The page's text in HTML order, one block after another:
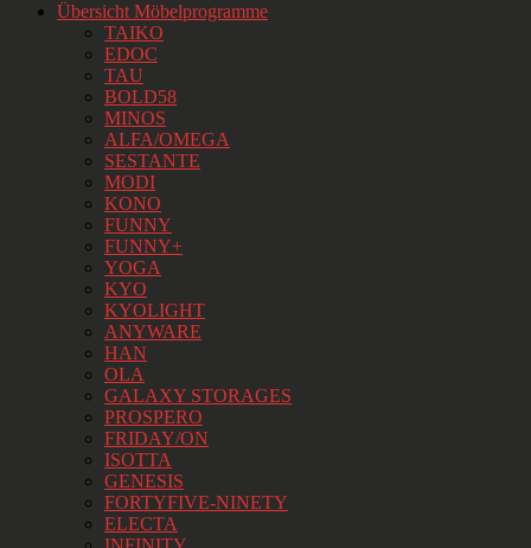
Übersicht Möbelprogramme
TAIKO
EDOC
TAU
BOLD58
MINOS
ALFA/OMEGA
SESTANTE
MODI
KONO
FUNNY
FUNNY+
YOGA
KYO
KYOLIGHT
ANYWARE
HAN
OLA
GALAXY STORAGES
PROSPERO
FRIDAY/ON
ISOTTA
GENESIS
FORTYFIVE-NINETY
ELECTA